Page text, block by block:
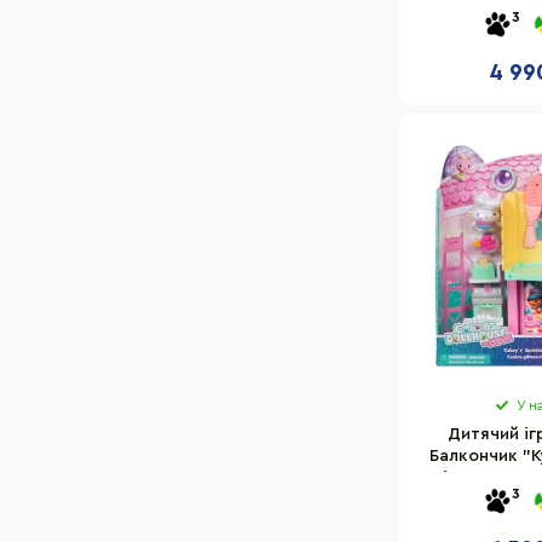
3
4
У
Дитячий
Балкончик
3